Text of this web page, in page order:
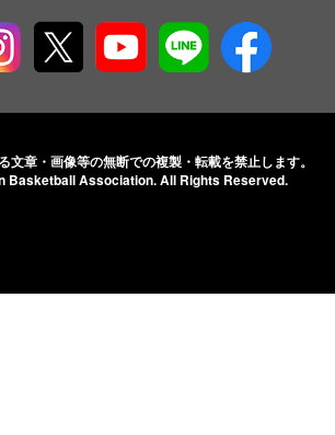
文章・画像等の無断での複製・転載を禁止します。
Basketball Association.All Rights Reserved.